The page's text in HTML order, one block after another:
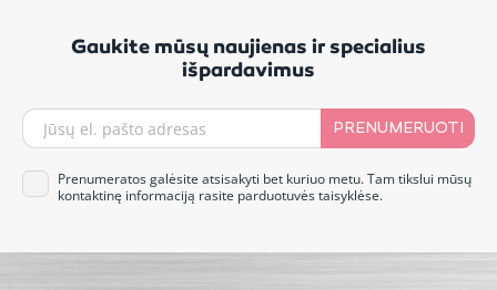
Gaukite mūsų naujienas ir specialius
išpardavimus
PRENUMERUOTI
Prenumeratos galėsite atsisakyti bet kuriuo metu. Tam tikslui mūsų
kontaktinę informaciją rasite parduotuvės taisyklėse.